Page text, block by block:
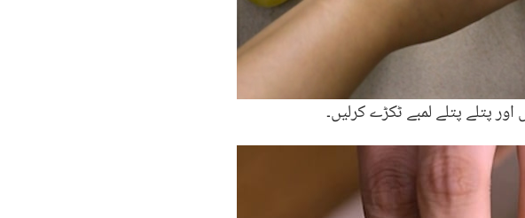
پتلے پتلے لمبے ٹکڑے کرلیں۔